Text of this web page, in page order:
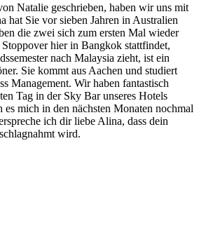
Natalie geschrieben, haben wir uns mit
hat Sie vor sieben Jahren in Australien
die zwei sich zum ersten Mal wieder
Stoppover hier in Bangkok stattfindet,
nach Malaysia zieht, ist ein
Sie kommt aus Aachen und studiert
Management. Wir haben fantastisch
Tag in der Sky Bar unseres Hotels
es mich in den nächsten Monaten nochmal
ich dir liebe Alina, dass dein
wird.